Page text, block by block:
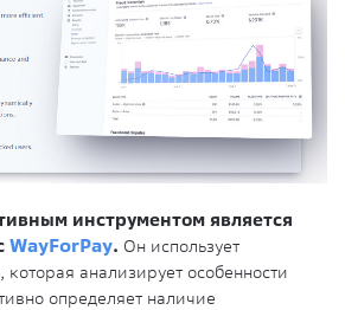
инструментом является
WayForPay. Он использует
анализирует особенности
определяет наличие